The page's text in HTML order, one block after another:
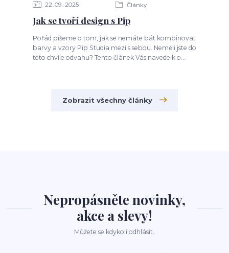
22 09 2025 Články
Jak se tvoří design s Pip
Pořád píšeme o tom, jak se nemáte bát kombinovat
barvy a vzory Pip Studia mezi s sebou. Neměli jste do
této chvíle odvahu? Tento článek Vás navede k o...
Zobrazit všechny články
Nepropásněte novinky,
akce a slevy!
Můžete se kdykoli odhlásit.